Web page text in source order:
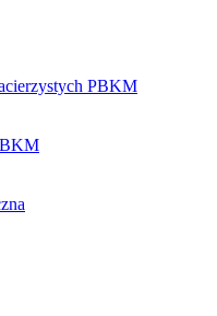
PBKM